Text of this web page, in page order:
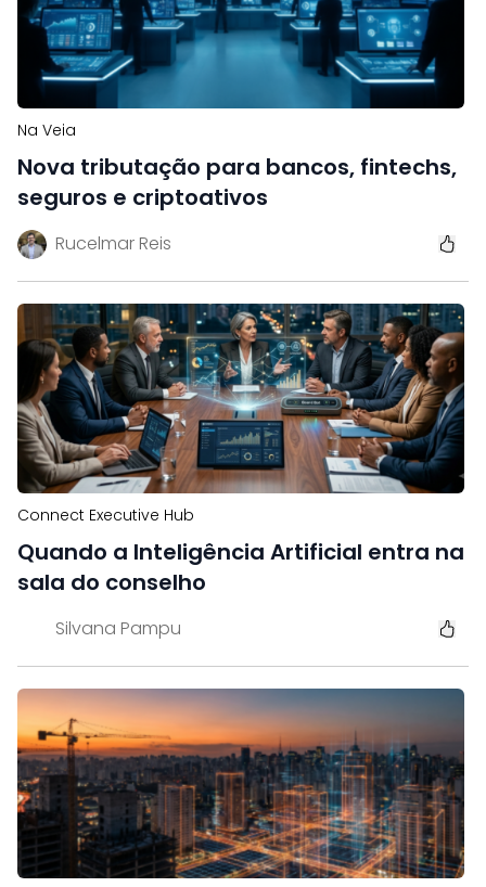
Na Veia
Nova tributação para bancos, fintechs,
seguros e criptoativos
Rucelmar Reis
Connect Executive Hub
Quando a Inteligência Artificial entra na
sala do conselho
Silvana Pampu